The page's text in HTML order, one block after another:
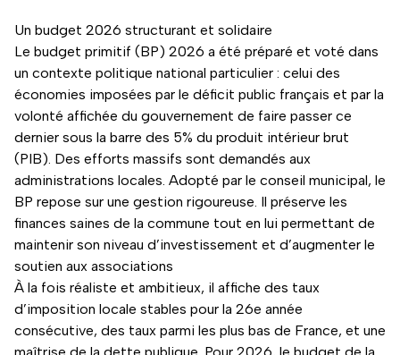
Un budget 2026 structurant et solidaire
Le budget primitif (BP) 2026 a été préparé et voté dans
un contexte politique national particulier : celui des
économies imposées par le déficit public français et par la
volonté affichée du gouvernement de faire passer ce
dernier sous la barre des 5% du produit intérieur brut
(PIB). Des efforts massifs sont demandés aux
administrations locales. Adopté par le conseil municipal, le
BP repose sur une gestion rigoureuse. Il préserve les
finances saines de la commune tout en lui permettant de
maintenir son niveau d’investissement et d’augmenter le
soutien aux associations
À la fois réaliste et ambitieux, il affiche des taux
d’imposition locale stables pour la 26e année
consécutive, des taux parmi les plus bas de France, et une